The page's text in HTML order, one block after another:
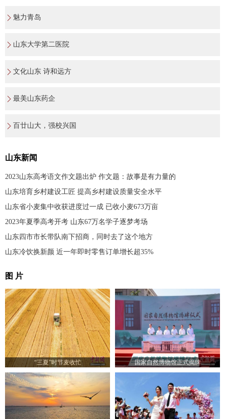
魅力青岛
山东大学第二医院
文化山东 诗和远方
最美山东药企
百廿山大，强校兴国
山东新闻
2023山东高考语文作文题出炉 作文题：故事是有力量的
山东培育乡村建设工匠 提高乡村建设质量安全水平
山东省小麦集中收获进度过一成 已收小麦673万亩
2023年夏季高考开考 山东67万名学子逐梦考场
山东四市市长带队南下招商，同时去了这个地方
山东冷饮换新颜 近一年即时零售订单增长超35%
图 片
“三夏”时节麦收忙 国家自然博物馆正式揭牌